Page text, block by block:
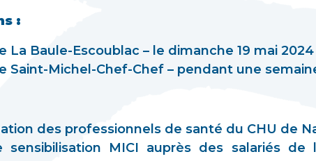
:
La Baule-Escoublac – le dimanche 19 mai 2024
Saint-Michel-Chef-Chef – pendant une
des professionnels de santé du CHU de
sensibilisation MICI auprès des salariés de